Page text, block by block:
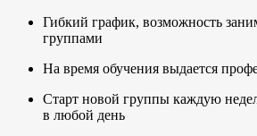
Гибкий график, возможность
группами
На время обучения выдается
Старт новой группы каждую
в любой день